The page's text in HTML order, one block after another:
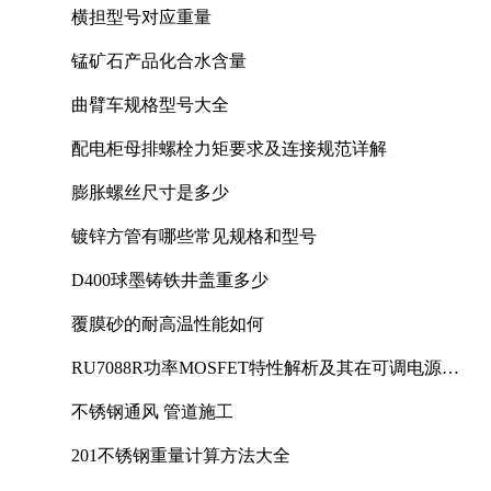
横担型号对应重量
锰矿石产品化合水含量
曲臂车规格型号大全
配电柜母排螺栓力矩要求及连接规范详解
膨胀螺丝尺寸是多少
镀锌方管有哪些常见规格和型号
D400球墨铸铁井盖重多少
覆膜砂的耐高温性能如何
RU7088R功率MOSFET特性解析及其在可调电源设
不锈钢通风 管道施工
201不锈钢重量计算方法大全